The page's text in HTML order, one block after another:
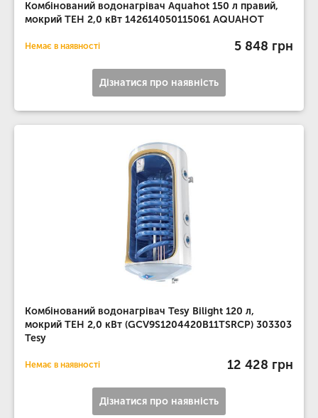
Комбінований водонагрівач Aquahot 150 л правий,
мокрий ТЕН 2,0 кВт 142614050115061 AQUAHOT
Немає в наявності 5 848 грн
Дізнатися про наявність
Комбінований водонагрівач Tesy Bilight 120 л,
мокрий ТЕН 2,0 кВт (GCV9S1204420B11TSRCP) 303303
Tesy
Немає в наявності 12 428 грн
Дізнатися про наявність